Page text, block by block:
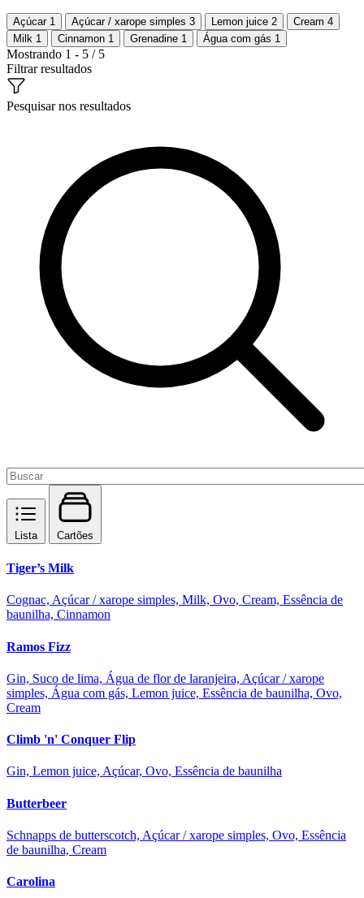
Açúcar 1 Açúcar / xarope simples 3 Lemon juice 2 Cream 4
Milk 1 Cinnamon 1 Grenadine 1 Água com gás 1
Mostrando 1 - 5 / 5
Filtrar resultados
Pesquisar nos resultados
Lista Cartões
Tiger’s Milk
Cognac, Açúcar / xarope simples, Milk, Ovo, Cream, Essência de
baunilha, Cinnamon
Ramos Fizz
Gin, Suco de lima, Água de flor de laranjeira, Açúcar / xarope
simples, Água com gás, Lemon juice, Essência de baunilha, Ovo,
Cream
Climb 'n' Conquer Flip
Gin, Lemon juice, Açúcar, Ovo, Essência de baunilha
Butterbeer
Schnapps de butterscotch, Açúcar / xarope simples, Ovo, Essência
de baunilha, Cream
Carolina